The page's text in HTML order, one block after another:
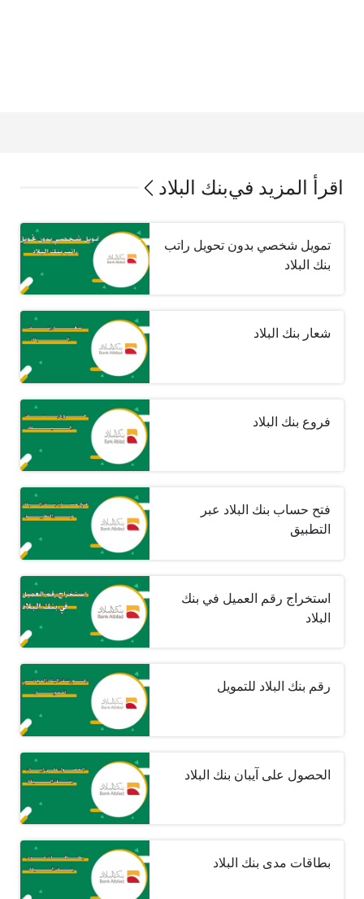
اقرأ المزيد فيبنك البلاد
تمويل شخصي بدون تحويل راتب
بنك البلاد
شعار بنك البلاد
فروع بنك البلاد
فتح حساب بنك البلاد عبر
التطبيق
استخراج رقم العميل في بنك
البلاد
رقم بنك البلاد للتمويل
الحصول على آيبان بنك البلاد
بطاقات مدى بنك البلاد